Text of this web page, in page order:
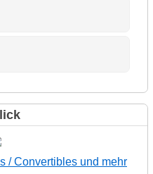
/ Convertibles und mehr